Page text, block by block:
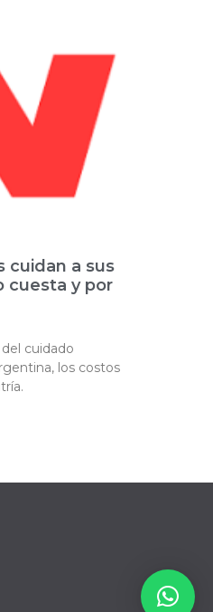
cuidan a sus
cuesta y por
cuidado
los costos